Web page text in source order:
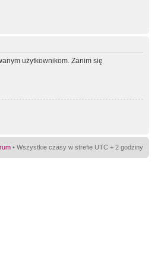
użytkownikom. Zanim się
• Wszystkie czasy w strefie UTC + 2 godziny